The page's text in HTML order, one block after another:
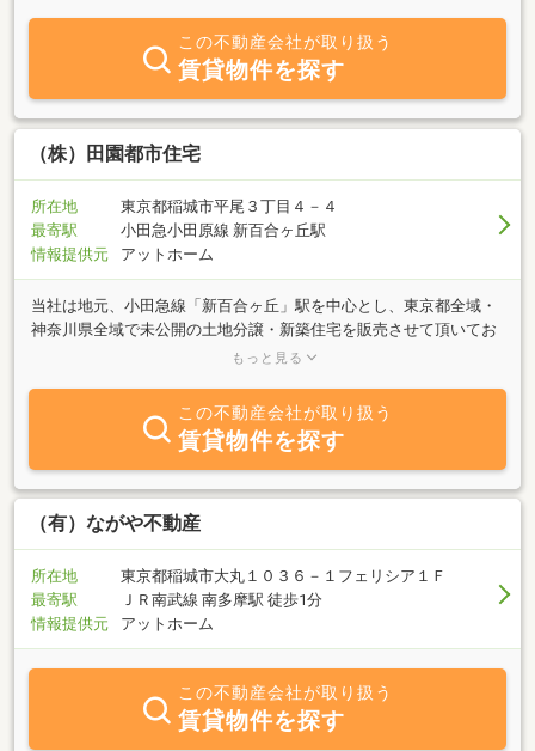
会社に委託する事で、月々の管理手数料を別途頂きません。また、
空室時の家賃保証についても、適切なリフォームと適切な家賃で募
集を行えば、必要ないと考えております。月々の管理手数料をゼロ
にして頂き、その分を今後は、リフォームに充当して頂き、稼働率
を上げ、健全な賃貸経営のお手伝いができれば幸いです。
この不動産会社が取り扱う
賃貸物件を探す
（株）田園都市住宅
所在地
東京都稲城市平尾３丁目４－４
最寄駅
小田急小田原線 新百合ヶ丘駅
情報提供元
アットホーム
当社は地元、小田急線「新百合ヶ丘」駅を中心とし、東京都全域・
神奈川県全域で未公開の土地分譲・新築住宅を販売させて頂いてお
ります。 自社分譲も行っておりますので、未公開物件もございま
件情報を先駆けて御紹介させて頂きます。 是非１度お問い合わせ
下さいませ。宜しくお願い致します。
もっと見る
この不動産会社が取り扱う
賃貸物件を探す
（有）ながや不動産
所在地
東京都稲城市大丸１０３６－１フェリシア１Ｆ
最寄駅
ＪＲ南武線 南多摩駅 徒歩1分
情報提供元
アットホーム
この不動産会社が取り扱う
賃貸物件を探す